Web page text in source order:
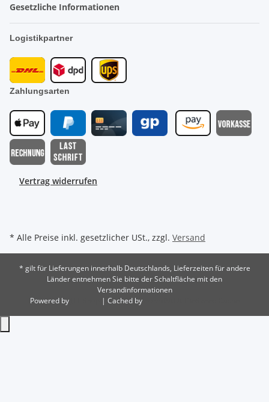
Gesetzliche Informationen
Logistikpartner
Zahlungsarten
Vertrag widerrufen
* Alle Preise inkl. gesetzlicher USt., zzgl. Versand
* gilt für Lieferungen innerhalb Deutschlands, Lieferzeiten für andere
Länder entnehmen Sie bitte der Schaltfläche mit den
Versandinformationen
Powered by
| Cached by